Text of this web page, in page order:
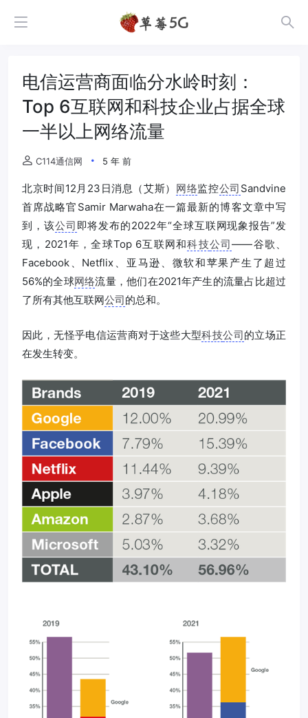
电信运营商面临分水岭时刻：
Top 6互联网和科技企业占据全球
一半以上网络流量
C114通信网 5 年 前
北京时间12月23日消息（艾斯） 网络监控公司 Sandvine
首席战略官Samir Marwaha在一篇最新的博客文章中写
到，该公司 即将发布的2022年“全球互联网现象报告”发
现，2021年，全球Top 6互联网和科技公司——谷歌、
Facebook、Netflix、亚马逊、微软和苹果产生了超过
56%的全球网络流量，他们在2021年产生的流量占比超过
了所有其他互联网公司的总和。
因此，无怪乎电信运营商对于这些大型科技公司的立场正
在发生转变。